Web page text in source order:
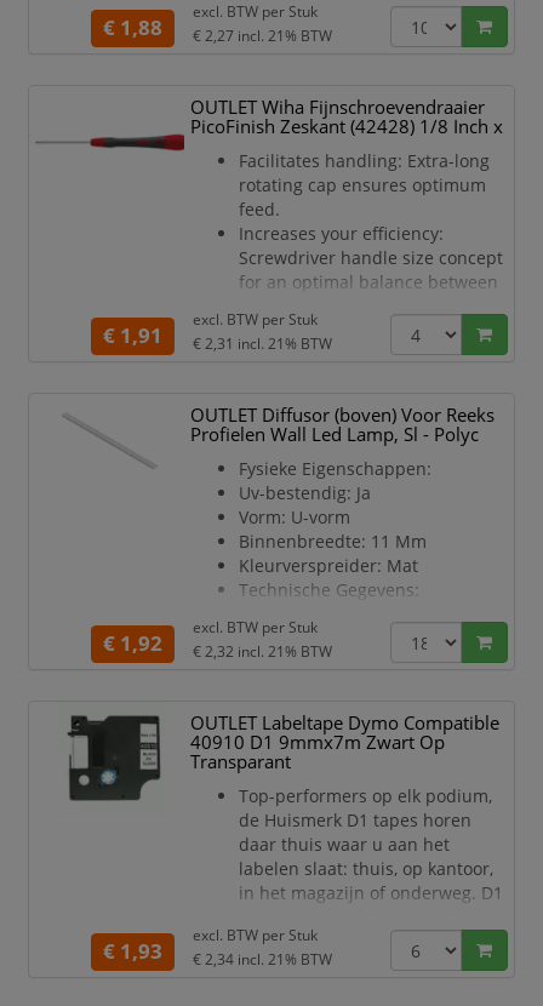
van catalogi, brochures, tijdschriften,
enz. Met handig grijpgat in de rug om
wegschuiven. Vervaardigd van
antistatisch polystyrol. Formaat
76x247x318mm (bxdxh). Kleur pastel
€ 1,88
excl. BTW per Stuk
€ 2,27 incl. 21% BTW
OUTLET Wiha Fijnschroevendraaier
PicoFinish Zeskant (42428) 1/8 Inch x
Facilitates handling: Extra-long
rotating cap ensures optimum
feed.
Increases your efficiency:
Screwdriver handle size concept
for an optimal balance between
Increases your precision:
Sensitive working and controlled
slim handle with a soft grip.
The challenge in precision screw
fastenings is to work
meticulously and carefully
without damaging the work
piece. Thanks to their long, slim
€ 1,91
excl. BTW per Stuk
€ 2,31 incl. 21% BTW
OUTLET Diffusor (boven) Voor Reeks
Profielen Wall Led Lamp, Sl - Polyc
Fysieke Eigenschappen:
Uv-bestendig: Ja
Vorm: U-vorm
Binnenbreedte: 11 Mm
Kleurverspreider: Mat
Technische Gegevens:
Profielreeks: Alu-45, Alu-corner,
Alu-flat, Alu-stair, Alu-wall, Rsl15,
Omgevingsgegevens:
Plaats Van Gebruik: Alleen
Binnenshuis
Ip Waarde: Ip20
Basis Productinformatie:
Kleur Van Het Product: Wit
Diepte Van Het Product: 2 M
Hoogte Van Het Product: 15 Mm
Breedte Van Het Product: 15
€ 1,92
excl. BTW per Stuk
€ 2,32 incl. 21% BTW
OUTLET Labeltape Dymo Compatible
40910 D1 9mmx7m Zwart Op
Transparant
Top-performers op elk podium,
de Huismerk D1 tapes horen
daar thuis waar u aan het
labelen slaat: thuis, op kantoor,
in het magazijn of onderweg. D1
actuele labelmakers van de
LabelMANAGER en LabelPOINT
€ 1,93
excl. BTW per Stuk
€ 2,34 incl. 21% BTW